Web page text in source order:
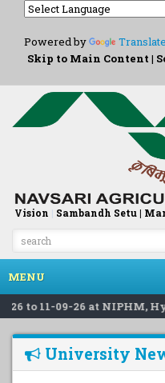
Powered by
Translate
Skip to Main Content |
Vision | Sambandh Setu |
MENU
11-09-26 at NIPHM,
University